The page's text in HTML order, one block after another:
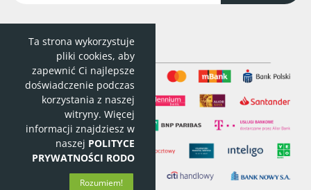
Ta strona wykorzystuje
pliki cookies, aby
zapewnić Ci najlepsze
doświadczenie podczas
korzystania z naszej
witryny. Więcej
informacji znajdziesz w
naszej POLITYCE
PRYWATNOŚCI RODO
Rozumiem!